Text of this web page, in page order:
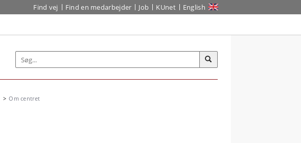
Find vej Find en medarbejder Job KUnet English
Om centret